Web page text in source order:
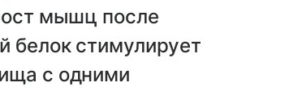
мышц после
белок стимулирует
с одними